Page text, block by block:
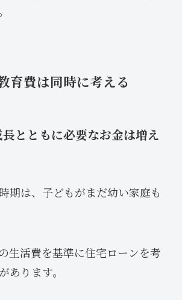
育費は同時に考える
とともに必要なお金は増え
期は、子どもがまだ幼い家庭も
生活費を基準に住宅ローンを考
あります。